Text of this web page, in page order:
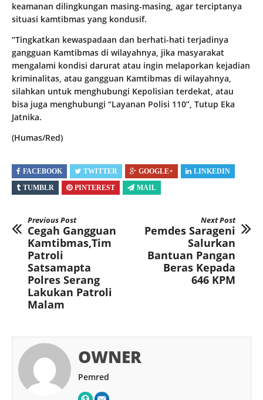
keamanan dilingkungan masing-masing, agar terciptanya
situasi kamtibmas yang kondusif.
“Tingkatkan kewaspadaan dan berhati-hati terjadinya
gangguan Kamtibmas di wilayahnya, jika masyarakat
mengalami kondisi darurat atau ingin melaporkan kejadian
kriminalitas, atau gangguan Kamtibmas di wilayahnya,
silahkan untuk menghubungi Kepolisian terdekat, atau
bisa juga menghubungi “Layanan Polisi 110”, Tutup Eka
Jatnika.
(Humas/Red)
FACEBOOK TWITTER GOOGLE+
LINKEDIN
TUMBLR
PINTEREST MAIL
Previous Post
Cegah Gangguan
Kamtibmas,Tim
Patroli
Satsamapta
Polres Serang
Lakukan Patroli
Malam
Next Post
Pemdes Sarageni
Salurkan
Bantuan Pangan
Beras Kepada
646 KPM
OWNER
Pemred